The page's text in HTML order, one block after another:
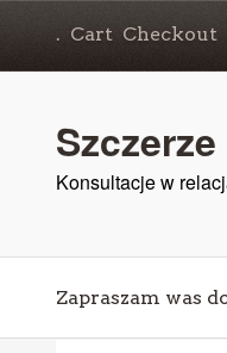
. Cart Checkout
Konsultacje w
Zapraszam was